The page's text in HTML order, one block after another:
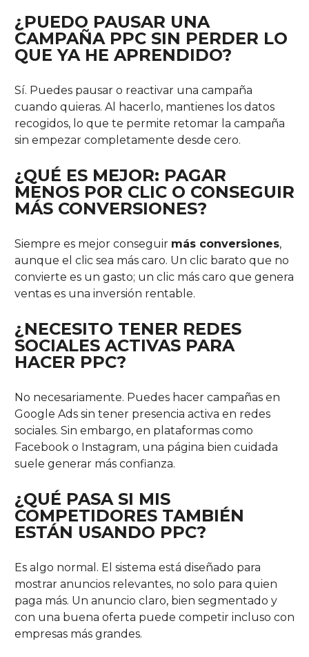
¿PUEDO PAUSAR UNA
CAMPAÑA PPC SIN PERDER LO
QUE YA HE APRENDIDO?
Sí. Puedes pausar o reactivar una campaña
cuando quieras. Al hacerlo, mantienes los datos
recogidos, lo que te permite retomar la campaña
sin empezar completamente desde cero.
¿QUÉ ES MEJOR: PAGAR
MENOS POR CLIC O CONSEGUIR
MÁS CONVERSIONES?
Siempre es mejor conseguir más conversiones,
aunque el clic sea más caro. Un clic barato que no
convierte es un gasto; un clic más caro que genera
ventas es una inversión rentable.
¿NECESITO TENER REDES
SOCIALES ACTIVAS PARA
HACER PPC?
No necesariamente. Puedes hacer campañas en
Google Ads sin tener presencia activa en redes
sociales. Sin embargo, en plataformas como
Facebook o Instagram, una página bien cuidada
suele generar más confianza.
¿QUÉ PASA SI MIS
COMPETIDORES TAMBIÉN
ESTÁN USANDO PPC?
Es algo normal. El sistema está diseñado para
mostrar anuncios relevantes, no solo para quien
paga más. Un anuncio claro, bien segmentado y
con una buena oferta puede competir incluso con
empresas más grandes.